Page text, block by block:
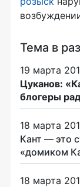
Тема в
19 марта
Цуканов:
блогеры
18 марта
Кант — это
«домиком
18 марта